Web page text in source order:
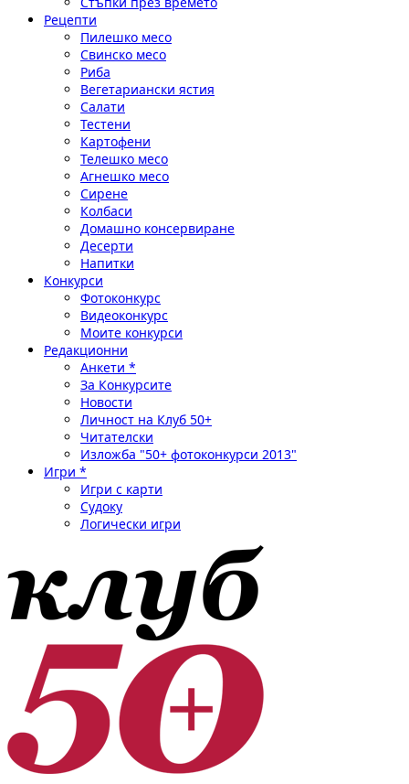
Рецепти
Пилешко месо
Свинско месо
Риба
Вегетариански ястия
Салати
Тестени
Картофени
Телешко месо
Агнешко месо
Сирене
Колбаси
Домашно консервиране
Десерти
Напитки
Конкурси
Фотоконкурс
Видеоконкурс
Моите конкурси
Редакционни
Анкети *
За Конкурсите
Новости
Личност на Клуб 50+
Читателски
Изложба "50+ фотоконкурси 2013"
Игри *
Игри с карти
Судоку
Логически игри